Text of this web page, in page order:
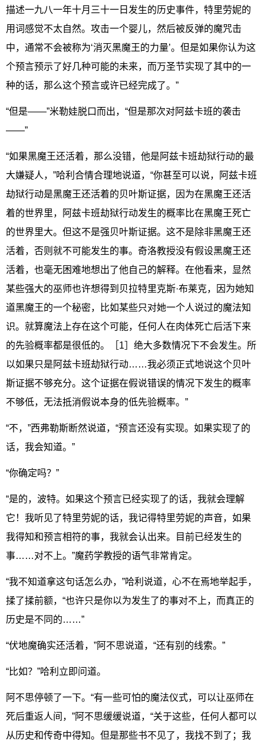
描述一九八一年十月三十一日发生的历史事件，特里劳妮的
用词感觉不太自然。攻击一个婴儿，然后被反弹的魔咒击
中，通常不会被称为‘消灭黑魔王的力量’。但是如果你认为这
个预言预示了好几种可能的未来，而万圣节实现了其中的一
种的话，那么这个预言或许已经完成了。”
“但是——”米勒娃脱口而出，“但是那次对阿兹卡班的袭击
——”
“如果黑魔王还活着，那么没错，他是阿兹卡班劫狱行动的最
大嫌疑人，”哈利合情合理地说道，“你甚至可以说，阿兹卡班
劫狱行动是黑魔王还活着的贝叶斯证据，因为在黑魔王还活
着的世界里，阿兹卡班劫狱行动发生的概率比在黑魔王死亡
的世界里大。但这不是强贝叶斯证据。这不是除非黑魔王还
活着，否则就不可能发生的事。奇洛教授没有假设黑魔王还
活着，也毫无困难地想出了他自己的解释。在他看来，显然
某些强大的巫师也许想得到贝拉特里克斯·布莱克，因为她知
道黑魔王的一个秘密，比如某些只对她一个人说过的魔法知
识。就算魔法上存在这个可能，任何人在肉体死亡后活下来
的先验概率都是很低的。［1］绝大多数情况下不会发生。所
以如果只是阿兹卡班劫狱行动……我必须正式地说这个贝叶
斯证据不够充分。这个证据在假说错误的情况下发生的概率
不够低，无法抵消假说本身的低先验概率。”
“不，”西弗勒斯断然说道，“预言还没有实现。如果实现了的
话，我会知道。”
“你确定吗？”
“是的，波特。如果这个预言已经实现了的话，我就会理解
它！我听见了特里劳妮的话，我记得特里劳妮的声音，如果
我得知和预言相符的事，我就会认出来。目前已经发生的
事……对不上。”魔药学教授的语气非常肯定。
“我不知道拿这句话怎么办，”哈利说道，心不在焉地举起手，
揉了揉前额，“也许只是你以为发生了的事对不上，而真正的
历史是不同的……”
“伏地魔确实还活着，”阿不思说道，“还有别的线索。”
“比如？”哈利立即问道。
阿不思停顿了一下。“有一些可怕的魔法仪式，可以让巫师在
死后重返人间，”阿不思缓缓说道，“关于这些，任何人都可以
从历史和传奇中得知。但是那些书不见了，我找不到了；我